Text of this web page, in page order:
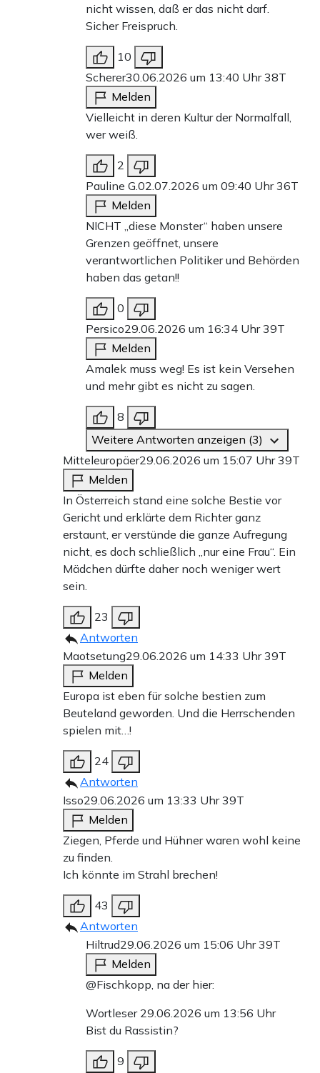
nicht wissen, daß er das nicht darf.
Sicher Freispruch.
10
Scherer30.06.2026 um 13:40 Uhr38T
Melden
Vielleicht in deren Kultur der Normalfall,
wer weiß.
2
Pauline G. 02.07.2026 um 09:40 Uhr36T
Melden
NICHT „diese Monster“ haben unsere
Grenzen geöffnet, unsere
verantwortlichen Politiker und Behörden
haben das getan!!
0
Persico29.06.2026 um 16:34 Uhr39T
Melden
Amalek muss weg! Es ist kein Versehen
und mehr gibt es nicht zu sagen.
8
Weitere Antworten anzeigen (3)
Mitteleuropäer29.06.2026 um 15:07 Uhr39T
Melden
In Österreich stand eine solche Bestie vor
Gericht und erklärte dem Richter ganz
erstaunt, er verstünde die ganze Aufregung
nicht, es doch schließlich „nur eine Frau“. Ein
Mädchen dürfte daher noch weniger wert
sein.
23
Antworten
Maotsetung29.06.2026 um 14:33 Uhr39T
Melden
Europa ist eben für solche bestien zum
Beuteland geworden. Und die Herrschenden
spielen mit…!
24
Antworten
Isso29.06.2026 um 13:33 Uhr39T
Melden
Ziegen, Pferde und Hühner waren wohl keine
zu finden.
Ich könnte im Strahl brechen!
43
Antworten
Hiltrud29.06.2026 um 15:06 Uhr39T
Melden
@Fischkopp, na der hier:
Wortleser 29.06.2026 um 13:56 Uhr
Bist du Rassistin?
9